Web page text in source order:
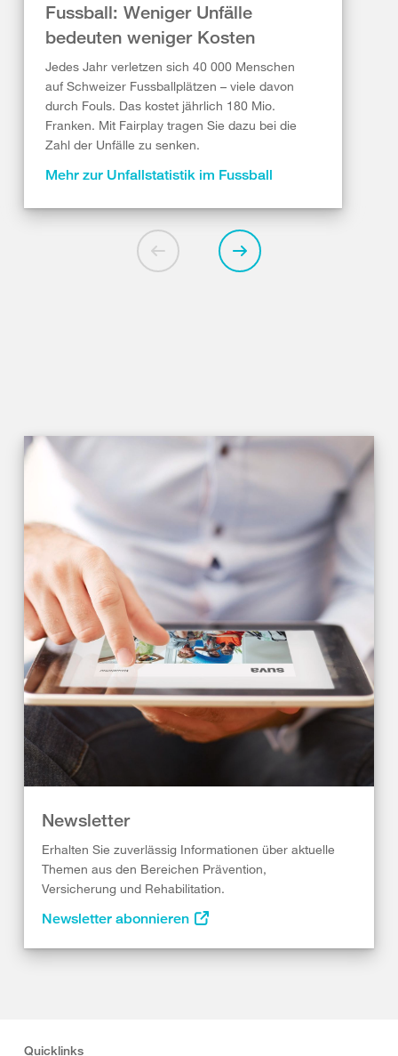
Fussball: Weniger Unfälle
bedeuten weniger Kosten
Jedes Jahr verletzen sich 40 000 Menschen
auf Schweizer Fussballplätzen – viele davon
durch Fouls. Das kostet jährlich 180 Mio.
Franken. Mit Fairplay tragen Sie dazu bei die
Zahl der Unfälle zu senken.
Mehr zur Unfallstatistik im Fussball
Newsletter
Erhalten Sie zuverlässig Informationen über aktuelle
Themen aus den Bereichen Prävention,
Versicherung und Rehabilitation.
Newsletter abonnieren
Quicklinks